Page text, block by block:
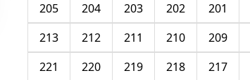
201
202
203
204
205
209
210
211
212
213
217
218
219
220
221